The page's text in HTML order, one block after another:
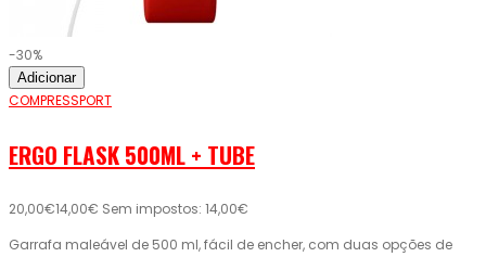
-30%
Adicionar
COMPRESSPORT
ERGO FLASK 500ML + TUBE
20,00€14,00€ Sem impostos: 14,00€
Garrafa maleável de 500 ml, fácil de encher, com duas opções de